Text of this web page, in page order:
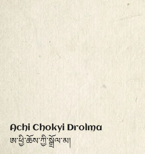
Achi Chokyi Drolma
ཨ་ཕྱི་ཆོས་ཀྱི་སྒྲོལ་མ།